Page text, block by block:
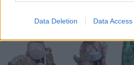
Data Deletion Data Access